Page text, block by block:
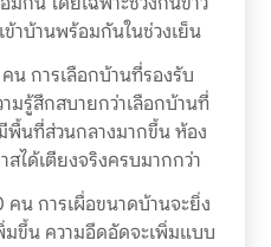
าบ้านพร้อมกันในช่วงเย็น
น การเลือกบ้านที่รองรับ
มรู้สึกสบายกว่าเลือกบ้านที่
พื้นที่ส่วนกลางมากขึ้น ห้อง
ได้เตียงจริงครบมากกว่า
น การเผื่อขนาดบ้านจะยิ่ง
มขึ้น ความอึดอัดจะเพิ่มแบบ